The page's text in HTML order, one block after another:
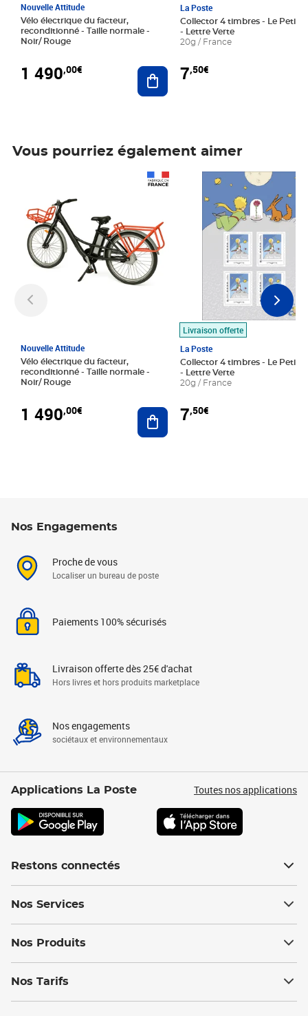
Nouvelle Attitude
Vélo électrique du facteur,
reconditionné - Taille normale -
Noir/ Rouge
1 490,00€ Ajouter au panier
La Poste
Collector 4 timbres - Le Petit
- Lettre Verte
20g / France
7,50€
Vous pourriez également aimer
Nouvelle Attitude
Vélo électrique du facteur,
reconditionné - Taille normale -
Noir/ Rouge
1 490,00€ Ajouter au panier
Livraison offerte
La Poste
Collector 4 timbres - Le Petit
- Lettre Verte
20g / France
7,50€
Prix 7,50€
Nos Engagements
Proche de vous
Localiser un bureau de poste
Paiements 100% sécurisés
Livraison offerte dès 25€ d'achat
Hors livres et hors produits marketplace
Nos engagements
sociétaux et environnementaux
Applications La Poste Toutes nos applications
Restons connectés
Nos Services
Nos Produits
Nos Tarifs